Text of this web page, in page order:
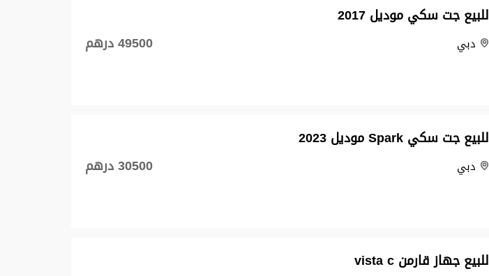
للبيع جت سكي موديل 2017
دبي 49500 درهم
للبيع جت سكي Spark موديل 2023
دبي 30500 درهم
للبيع جهاز قارمن vista c